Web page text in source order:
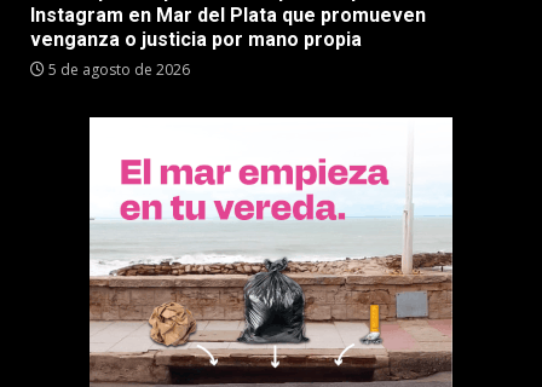
Instagram en Mar del Plata que promueven
venganza o justicia por mano propia
5 de agosto de 2026